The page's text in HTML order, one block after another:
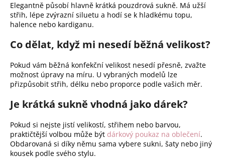
Elegantně působí hlavně krátká pouzdrová sukně. Má užší
střih, lépe zvýrazní siluetu a hodí se k hladkému topu,
halence nebo kardiganu.
Co dělat, když mi nesedí běžná velikost?
Pokud vám běžná konfekční velikost nesedí přesně, zvažte
možnost úpravy na míru. U vybraných modelů lze
přizpůsobit střih, délku nebo proporce podle vašich měr.
Je krátká sukně vhodná jako dárek?
Pokud si nejste jistí velikostí, střihem nebo barvou,
praktičtější volbou může být dárkový poukaz na oblečení.
Obdarovaná si díky němu sama vybere sukni, šaty nebo jiný
kousek podle svého stylu.